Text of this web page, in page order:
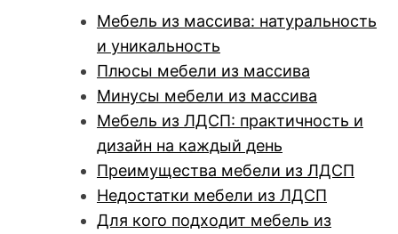
Мебель из массива: натуральность
и уникальность
Плюсы мебели из массива
Минусы мебели из массива
Мебель из ЛДСП: практичность и
дизайн на каждый день
Преимущества мебели из ЛДСП
Недостатки мебели из ЛДСП
Для кого подходит мебель из